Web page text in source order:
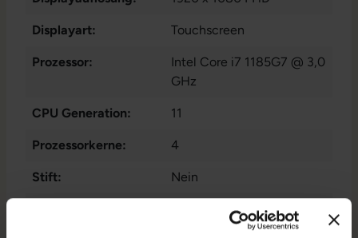
Displayart: Touchscreen
Prozessor:
Intel Core i7 1185G7 @ 3,0
GHz
CPU Generation: 11
Prozessorkerne: 4
Stift: Nein
500 GB SSD